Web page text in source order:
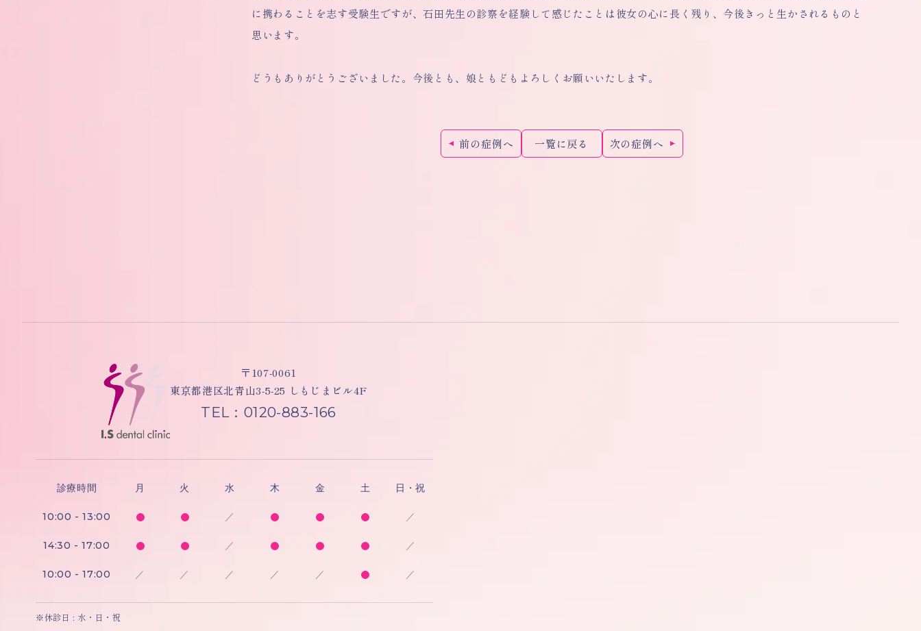
に携わることを志す受験生ですが、石田先生の診察を経験して感じたことは彼女の心に長く残り、今後きっと生かされるものと
思います。
どうもありがとうございました。今後とも、娘ともどもよろしくお願いいたします。
前の症例へ 一覧に戻る 次の症例へ
〒107-0061
東京都港区北青山3-5-25 しもじまビル4F
TEL：0120-883-166
診療時間 月 火 水 木 金 土 日・祝
10:00 - 13:00 ／ ／
14:30 - 17:00 ／ ／
10:00 - 17:00 ／ ／ ／ ／ ／ ／
※休診日 : 水・日・祝